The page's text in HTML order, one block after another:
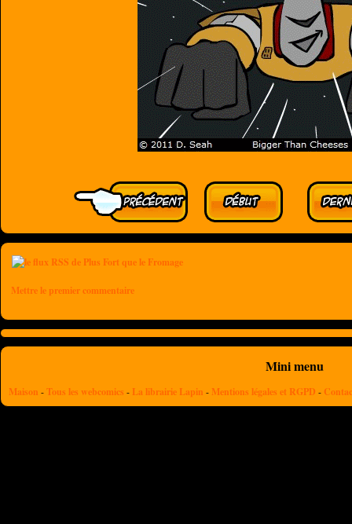
Mettre le premier commentaire
Mini menu
Maison -Tous les webcomics - La librairie Lapin - Mentions légales et RGPD -